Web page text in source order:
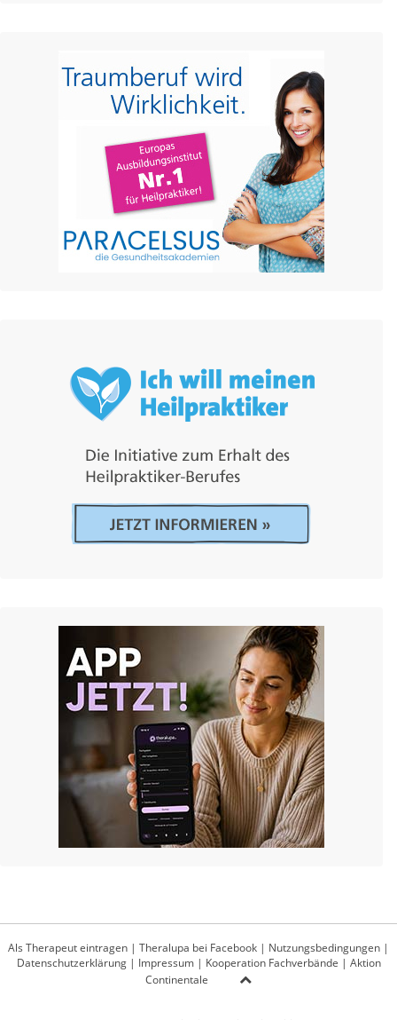
Als Therapeut eintragen | Theralupa bei Facebook | Nutzungsbedingungen |
Datenschutzerklärung| Impressum| Kooperation Fachverbände | Aktion
Continentale